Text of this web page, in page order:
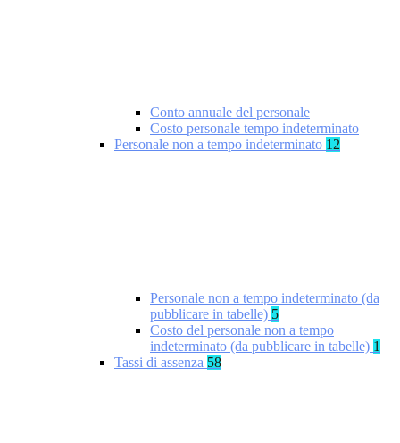
Conto annuale del personale
Costo personale tempo indeterminato
Personale non a tempo indeterminato 12
Personale non a tempo indeterminato (da
pubblicare in tabelle) 5
Costo del personale non a tempo
indeterminato (da pubblicare in tabelle) 1
Tassi di assenza 58